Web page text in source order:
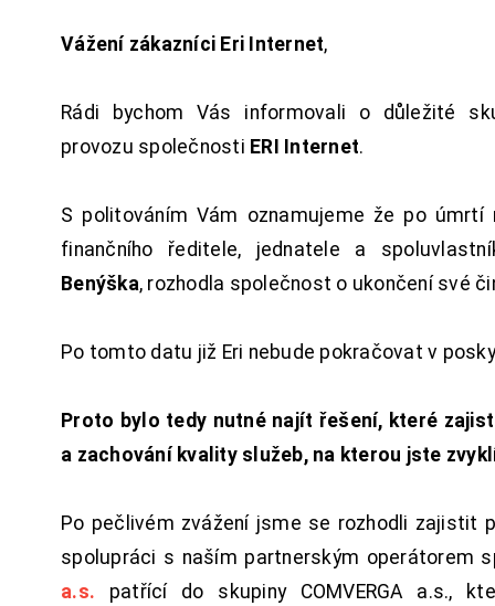
Vážení zákazníci Eri Internet,
Rádi bychom Vás informovali o důležité
provozu společnosti ERI Internet.
S politováním Vám oznamujeme že po úmrtí
finančního ředitele, jednatele a
Benýška, rozhodla společnost o ukončení své
Po tomto datu již Eri nebude pokračovat v
Proto bylo tedy nutné najít řešení, které
a zachování kvality služeb, na kterou jste
Po pečlivém zvážení jsme se rozhodli zajistit
spolupráci s naším partnerským operátorem
a.s. patřící do skupiny COMVERGA a.s.,